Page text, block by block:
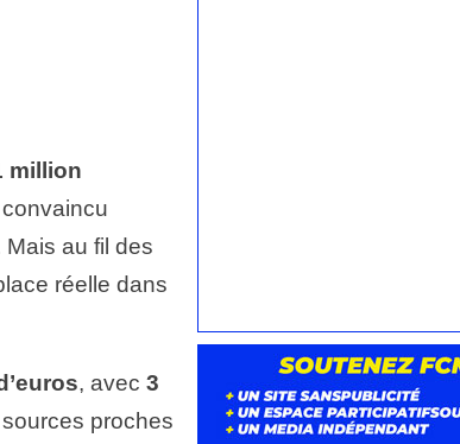
million
Mais au fil des
réelle dans
, avec 3
proches